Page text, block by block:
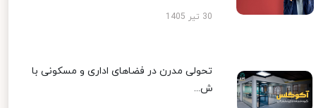
30 تیر 1405
تحولی مدرن در فضاهای اداری و مسکونی با
ش...